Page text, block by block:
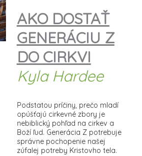
AKO DOSTAŤ
GENERÁCIU Z
DO CIRKVI
Kyla Hardee
Podstatou príčiny, prečo mladí
opúšťajú cirkevné zbory je
nebiblický pohľad na cirkev a
Boží ľud. Generácia Z potrebuje
správne pochopenie našej
zúfalej potreby Kristovho tela.